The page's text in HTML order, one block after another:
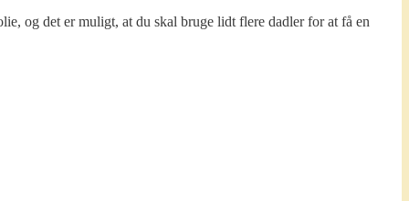
og det er muligt, at du skal bruge lidt flere dadler for at få en